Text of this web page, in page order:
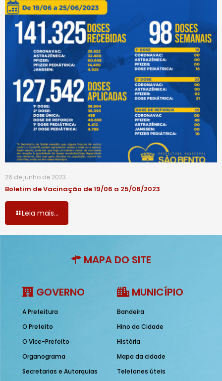
26 de junho de 2023
Boletim de Vacinação de 19/06 a 25/06/2023
Leia mais...
MAPA DO SITE
GOVERNO
A Prefeitura
O Prefeito
O Vice-Prefeito
Organograma
Secretarias e Autarquias
MUNICÍPIO
Bandeira
Hino da Cidade
História
Mapa da cidade
Telefones úteis